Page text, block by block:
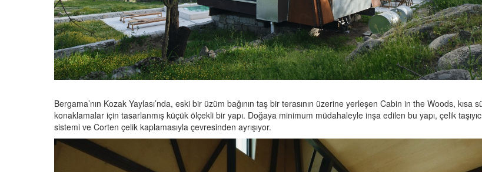
Bergama’nın Kozak Yaylası’nda, eski bir üzüm bağının taş bir terasının üzerine yerleşen Cabin in the Woods, kısa
konaklamalar için tasarlanmış küçük ölçekli bir yapı. Doğaya minimum müdahaleyle inşa edilen bu yapı, çelik
sistemi ve Corten çelik kaplamasıyla çevresinden ayrışıyor.